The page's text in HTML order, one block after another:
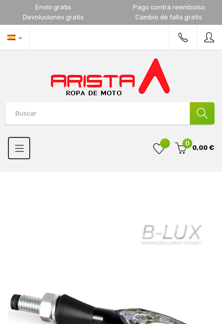
Envío gratis
Pago contra reembolso
Devoluciones gratis
Cambio de talla gratis
0
0,00 €